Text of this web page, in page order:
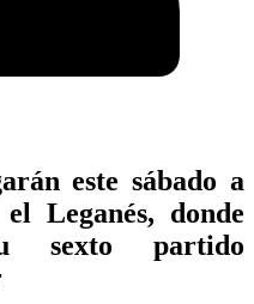
este sábado a
Leganés, donde
sexto partido